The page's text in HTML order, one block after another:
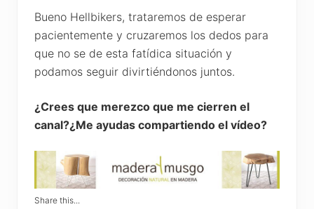
Bueno Hellbikers, trataremos de esperar
pacientemente y cruzaremos los dedos para
que no se de esta fatídica situación y
podamos seguir divirtiéndonos juntos.
¿Crees que merezco que me cierren el
canal?¿Me ayudas compartiendo el vídeo?
Share this...